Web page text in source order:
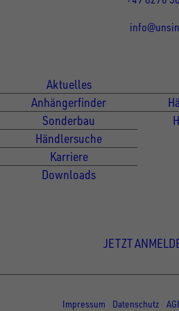
Aktuelles
Anhängerfinder
Sonderbau
Händlersuche
Karriere
Downloads
JETZT
Impressum
Datenschutz